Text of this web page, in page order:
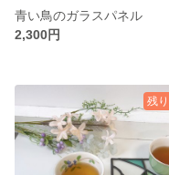
青い鳥のガラスパネル
2,300円
残